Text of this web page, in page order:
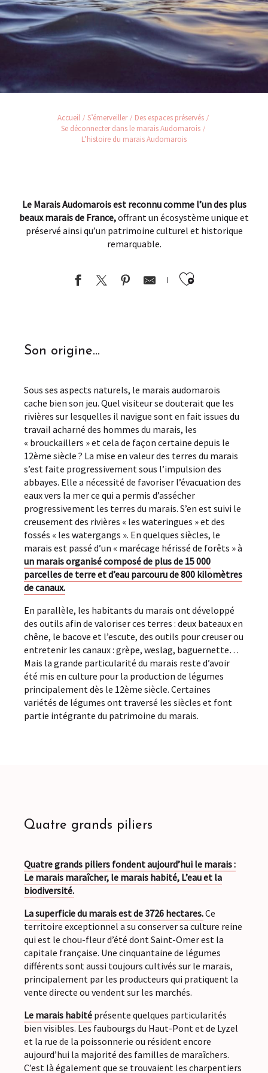
Accueil S’émerveiller
Des espaces préservés
Se déconnecter dans le marais Audomarois
L’histoire du marais Audomarois
Le Marais Audomarois est reconnu comme l’un des plus
beaux marais de France,offrant un écosystème unique et
préservé ainsi qu’un patrimoine culturel et historique
remarquable.
Ajouter
Son origine…
Sous ses aspects naturels, le marais audomarois
cache bien son jeu. Quel visiteur se douterait que les
rivières sur lesquelles il navigue sont en fait issues du
travail acharné des hommes du marais, les
« brouckaillers » et cela de façon certaine depuis le
12ème siècle ? La mise en valeur des terres du marais
s’est faite progressivement sous l’impulsion des
abbayes. Elle a nécessité de favoriser l’évacuation des
eaux vers la mer ce qui a permis d’assécher
progressivement les terres du marais. S’en est suivi le
creusement des rivières « les wateringues » et des
fossés « les watergangs ». En quelques siècles, le
marais est passé d’un « marécage hérissé de forêts » à
un marais organisé composé de plus de 15 000
parcelles de terre et d’eau parcouru de 800 kilomètres
de canaux.
En parallèle, les habitants du marais ont développé
des outils afin de valoriser ces terres : deux bateaux en
chêne, le bacove et l’escute, des outils pour creuser ou
entretenir les canaux : grèpe, weslag, baguernette…
Mais la grande particularité du marais reste d’avoir
été mis en culture pour la production de légumes
principalement dès le 12ème siècle. Certaines
variétés de légumes ont traversé les siècles et font
partie intégrante du patrimoine du marais.
Quatre grands piliers
Quatre grands piliers fondent aujourd’hui le marais :
Le marais maraîcher, le marais habité, L’eau et la
biodiversité.
La superficie du marais est de 3726 hectares.Ce
territoire exceptionnel a su conserver sa culture reine
qui est le chou-fleur d’été dont Saint-Omer est la
capitale française. Une cinquantaine de légumes
différents sont aussi toujours cultivés sur le marais,
principalement par les producteurs qui pratiquent la
vente directe ou vendent sur les marchés.
Le marais habité présente quelques particularités
bien visibles. Les faubourgs du Haut-Pont et de Lyzel
et la rue de la poissonnerie ou résident encore
aujourd’hui la majorité des familles de maraîchers.
C’est là également que se trouvaient les charpentiers